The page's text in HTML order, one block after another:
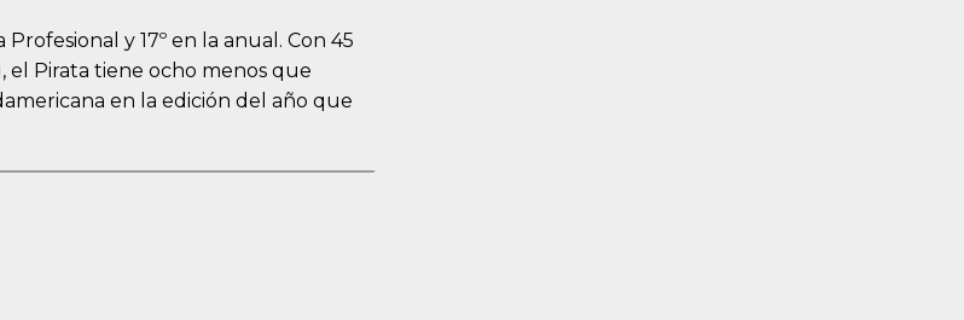
y 17º en la anual. Con 45
el Pirata tiene ocho menos que
en la edición del año que